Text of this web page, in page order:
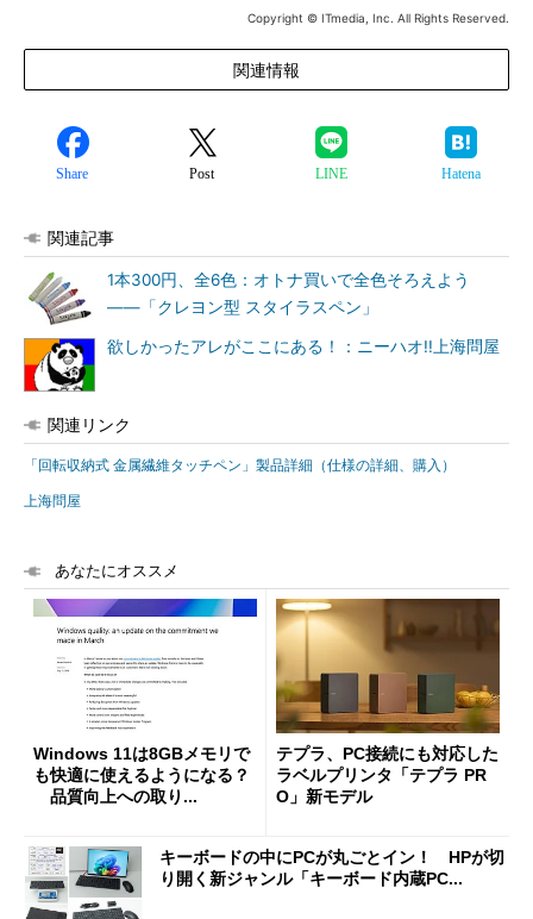
Copyright © ITmedia, Inc. All Rights Reserved.
関連情報
Share Post LINE Hatena
関連記事
1本300円、全6色：オトナ買いで全色そろえよう
――「クレヨン型 スタイラスペン」
欲しかったアレがここにある！：ニーハオ!!上海問屋
関連リンク
「回転収納式 金属繊維タッチペン」製品詳細（仕様の詳細、購入）
上海問屋
あなたにオススメ
Windows 11は8GBメモリで
も快適に使えるようになる？
品質向上への取り...
テプラ、PC接続にも対応した
ラベルプリンタ「テプラ PR
O」新モデル
キーボードの中にPCが丸ごとイン！ HPが切
り開く新ジャンル「キーボード内蔵PC...